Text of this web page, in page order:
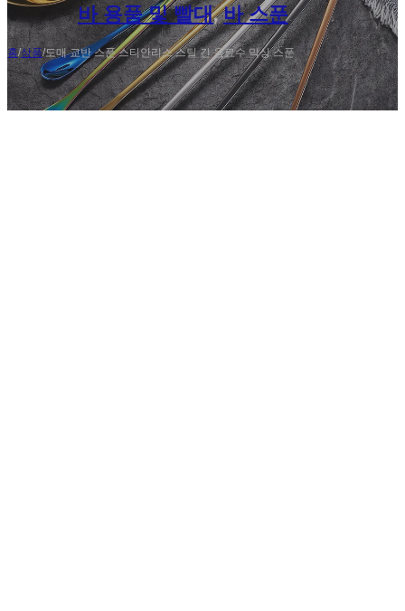
바 용품 및 빨대,바 스푼
홈/상품/도매 교반 스푼 스티안리스 스틸 긴 음료수 믹싱 스푼